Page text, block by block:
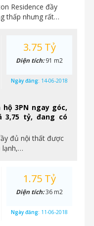
Residence đầy
thấp nhưng rất…
3PN ngay góc,
3,75 tỷ, đang có
đủ nội thất được
lạnh,…
3.75 Tỷ
Diện tích:91 m2
Ngày đăng: 14-06-2018
1.75 Tỷ
Diện tích:36 m2
Ngày đăng: 11-06-2018